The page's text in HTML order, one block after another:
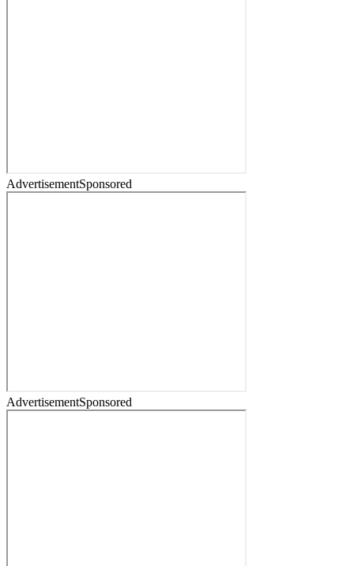
AdvertisementSponsored
AdvertisementSponsored